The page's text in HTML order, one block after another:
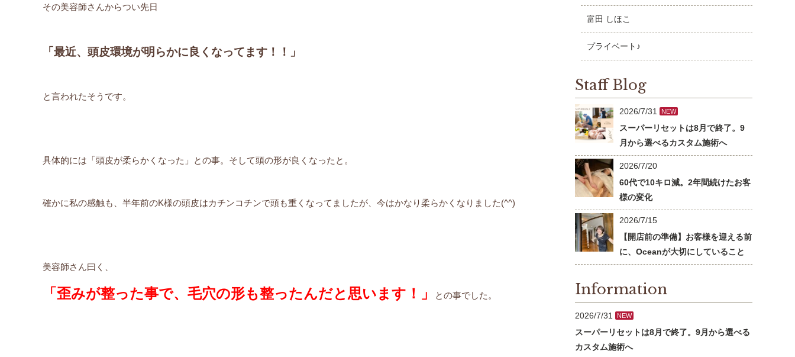
その美容師さんからつい先日
「最近、頭皮環境が明らかに良くなってます！！」
と言われたそうです。
具体的には「頭皮が柔らかくなった」との事。そして頭の形が良くなったと。
確かに私の感触も、半年前のK様の頭皮はカチンコチンで頭も重くなってましたが、今はかなり柔らかくなりました(^^)
美容師さん曰く、
「歪みが整った事で、毛穴の形も整ったんだと思います！」 との事でした。
富田 しほこ
プライベート♪
Staff Blog
2026/7/31 NEW
スーパーリセットは8月で終了。9
月から選べるカスタム施術へ
2026/7/20
60代で10キロ減。2年間続けたお客
様の変化
2026/7/15
【開店前の準備】お客様を迎える前
に、Oceanが大切にしていること
Information
2026/7/31 NEW
スーパーリセットは8月で終了。9月から選べる
カスタム施術へ